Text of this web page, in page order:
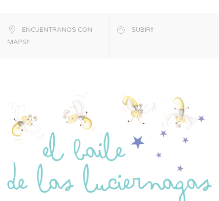
ENCUENTRANOS CON
MAPS!!
SUBIR!!